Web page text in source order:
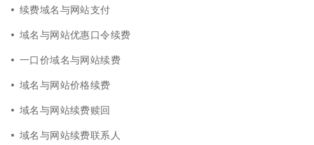
续费域名与网站支付
域名与网站优惠口令续费
一口价域名与网站续费
域名与网站价格续费
域名与网站续费赎回
域名与网站续费联系人